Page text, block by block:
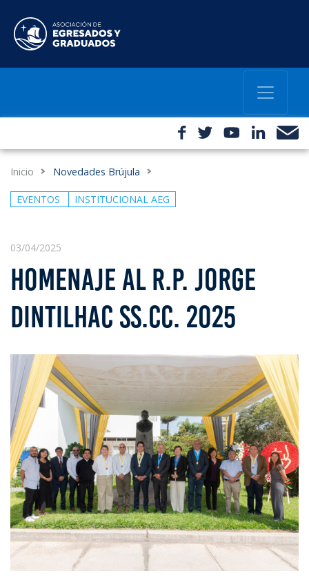
Inicio Novedades Brújula
EVENTOS INSTITUCIONAL AEG
03/04/2025
HOMENAJE AL R.P. JORGE
DINTILHAC SS.CC. 2025